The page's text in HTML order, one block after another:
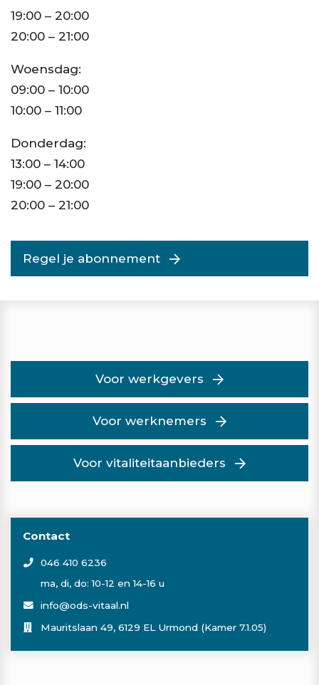
19:00 – 20:00
20:00 – 21:00
Woensdag:
09:00 – 10:00
10:00 – 11:00
Donderdag:
13:00 – 14:00
19:00 – 20:00
20:00 – 21:00
Regel je abonnement
Voor werkgevers
Voor werknemers
Voor vitaliteitaanbieders
Contact
046 410 6236
ma, di, do: 10-12 en 14-16 u
info@ods-vitaal.nl
Mauritslaan 49, 6129 EL Urmond (Kamer 7.1.05)